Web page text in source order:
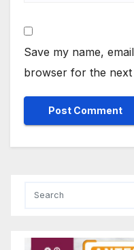
Save my name,
browser for the next